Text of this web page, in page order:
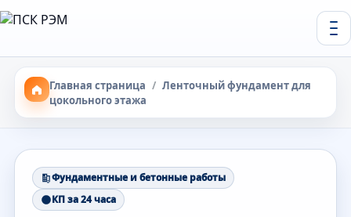
Главная страница / Ленточный фундамент для
цокольного этажа
Фундаментные и бетонные работы
КП за 24 часа